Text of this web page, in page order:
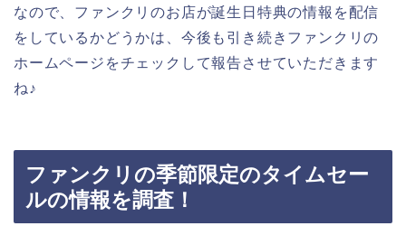
なので、ファンクリのお店が誕生日特典の情報を配信
をしているかどうかは、今後も引き続きファンクリの
ホームページをチェックして報告させていただきます
ね♪
ファンクリの季節限定のタイムセー
ルの情報を調査！